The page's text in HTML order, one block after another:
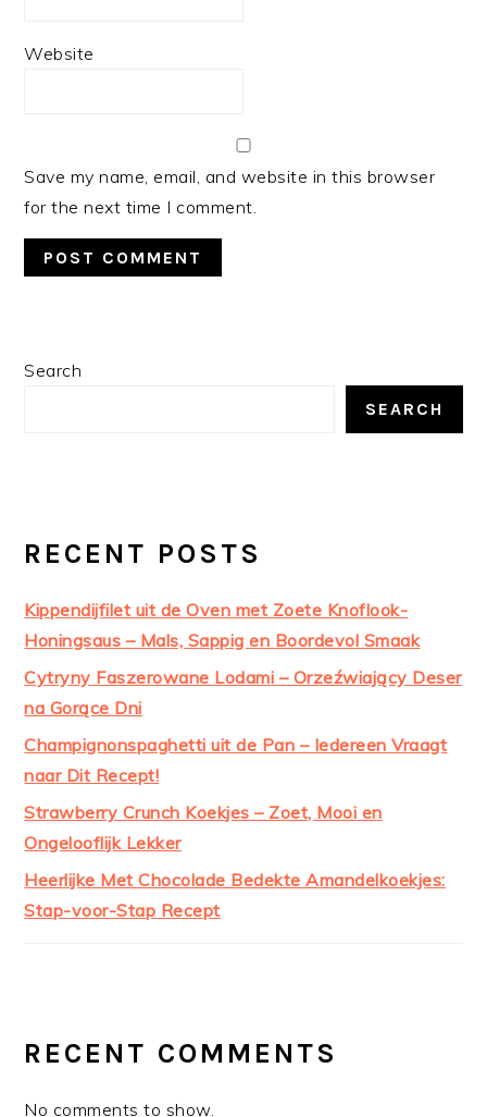
Website
Save my name, email, and website in this browser
for the next time I comment.
PRIMARY
Search
SEARCH
RECENT POSTS
Kippendijfilet uit de Oven met Zoete Knoflook-
Honingsaus – Mals, Sappig en Boordevol Smaak
Cytryny Faszerowane Lodami – Orzeźwiający Deser
na Gorące Dni
Champignonspaghetti uit de Pan – Iedereen Vraagt
naar Dit Recept!
Strawberry Crunch Koekjes – Zoet, Mooi en
Ongelooflijk Lekker
Heerlijke Met Chocolade Bedekte Amandelkoekjes:
Stap-voor-Stap Recept
RECENT COMMENTS
No comments to show.